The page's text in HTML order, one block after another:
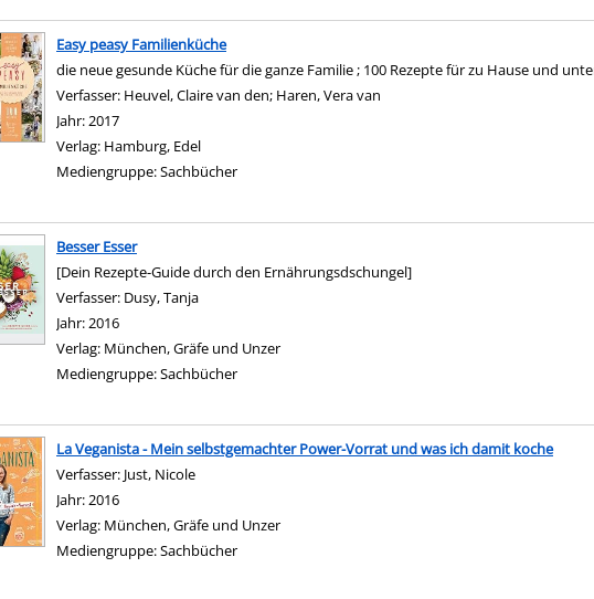
Easy peasy Familienküche
die neue gesunde Küche für die ganze Familie ; 100 Rezepte für zu Hause und
Verfasser: Heuvel, Claire van den; Haren, Vera van
Jahr:2017
Verlag: Hamburg, Edel
Mediengruppe:Sachbücher
Besser Esser
[Dein Rezepte-Guide durch den Ernährungsdschungel]
Verfasser: Dusy, Tanja
Jahr:2016
Verlag: München, Gräfe und Unzer
Mediengruppe:Sachbücher
La Veganista - Mein selbstgemachter Power-Vorrat und was ich damit koche
Verfasser: Just, Nicole
Jahr:2016
Verlag: München, Gräfe und Unzer
Mediengruppe:Sachbücher